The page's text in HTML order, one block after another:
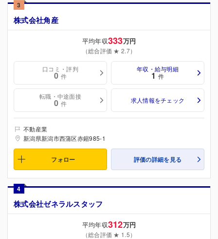
3
株式会社角産
平均年収333万円
（総合評価 ★ 2.7）
口コミ・評判
0 件
年収・給与明細
1 件
転職・中途面接
0 件 求人情報をチェック
不動産業
新潟県新潟市西蒲区赤鏥985-1
フォロー 評価の詳細を見る
4
株式会社ゼネラルスタッフ
平均年収312万円
（総合評価 ★ 1.5）